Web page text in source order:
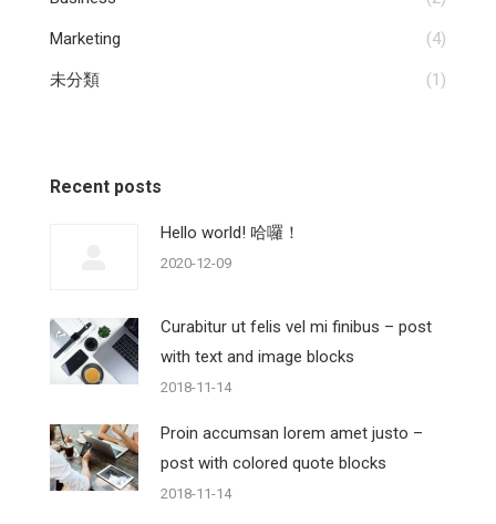
Marketing (4)
未分類 (1)
Recent posts
Hello world! 哈囉！
2020-12-09
Curabitur ut felis vel mi finibus – post
with text and image blocks
2018-11-14
Proin accumsan lorem amet justo –
post with colored quote blocks
2018-11-14